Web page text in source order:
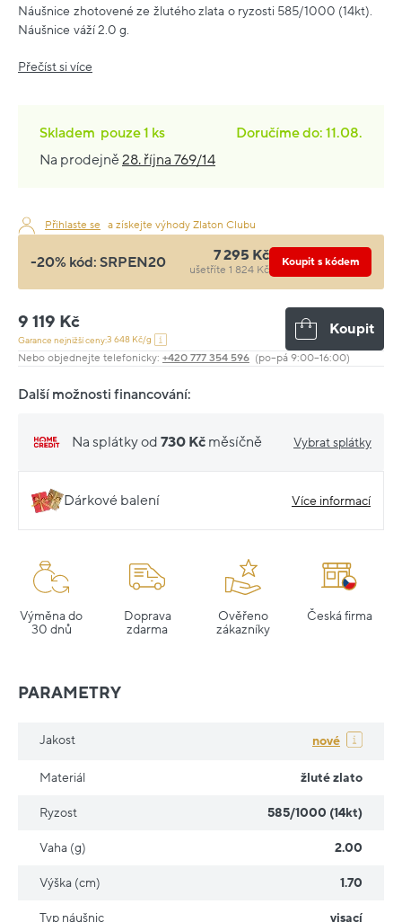
Náušnice zhotovené ze žlutého zlata o ryzosti 585/1000 (14kt).
Náušnice váží 2.0 g.
Přečíst si více
Skladem pouze1 ks
Doručíme do: 11.08.
Na prodejně28. října 769/14
Přihlaste se a získejte výhody Zlaton Clubu
-20% kód: SRPEN20 7 295 Kč
ušetříte 1 824 Kč
Koupit s kódem
9 119 Kč
Garance nejnižší ceny:3 648 Kč/g
Koupit
Nebo objednejte telefonicky: +420 777 354 596 (po–pá 9:00–16:00)
Další možnosti financování:
Na splátky od 730 Kč měsíčně Vybrat splátky
Dárkové balení Více informací
Výměna do
30 dnů
Doprava
zdarma
Ověřeno
zákazníky
Česká firma
PARAMETRY
Jakost nové
Materiál žluté zlato
Ryzost 585/1000 (14kt)
Vaha (g) 2.00
Výška (cm) 1.70
Typ náušnic visací